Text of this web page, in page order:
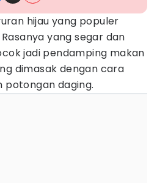
hijau yang populer
yang segar dan
jadi pendamping makan
dimasak dengan cara
potongan daging.